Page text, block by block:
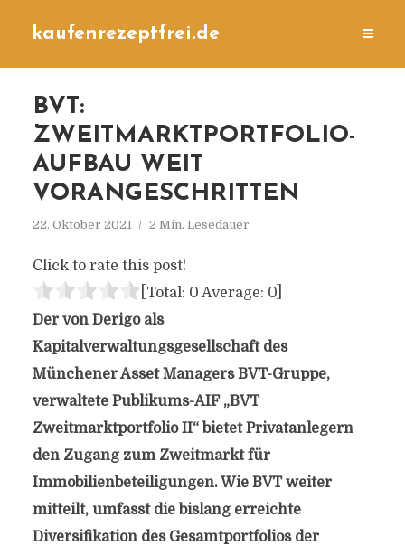
kaufenrezeptfrei.de
BVT:
ZWEITMARKTPORTFOLIO-
AUFBAU WEIT
VORANGESCHRITTEN
22. Oktober 2021 2 Min. Lesedauer
Click to rate this post!
[Total: 0 Average: 0]
Der von Derigo als
Kapitalverwaltungsgesellschaft des
Münchener Asset Managers BVT-Gruppe,
verwaltete Publikums-AIF „BVT
Zweitmarktportfolio II“ bietet Privatanlegern
den Zugang zum Zweitmarkt für
Immobilienbeteiligungen. Wie BVT weiter
mitteilt, umfasst die bislang erreichte
Diversifikation des Gesamtportfolios der